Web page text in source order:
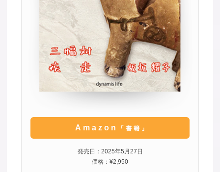
Amazon 「書籍」
発売日：2025年5月27日
価格：¥2,950